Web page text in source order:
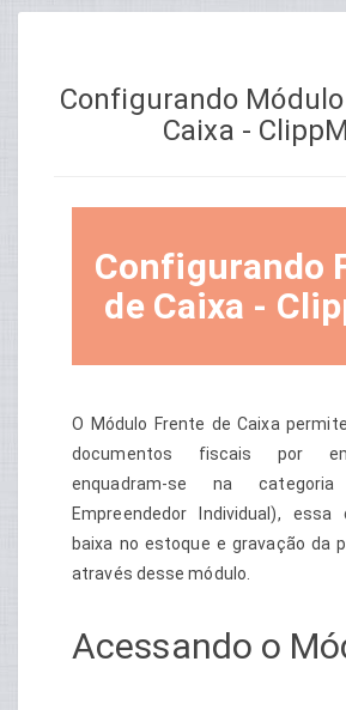
Configurando
Caixa -
Configurando
de Caixa -
O Módulo Frente de Caixa
documentos fiscais por
enquadram-se na
Empreendedor Individual),
baixa no estoque e gravação da
através desse módulo.
Acessando o